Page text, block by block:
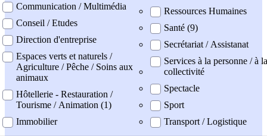
Communication / Multimédia
Conseil / Etudes
Direction d'entreprise
Espaces verts et naturels /
Agriculture / Pêche / Soins aux
animaux
Hôtellerie - Restauration /
Tourisme / Animation (1)
Immobilier
Ressources Humaines
Santé (9)
Secrétariat / Assistanat
Services à la personne / à la
collectivité
Spectacle
Sport
Transport / Logistique